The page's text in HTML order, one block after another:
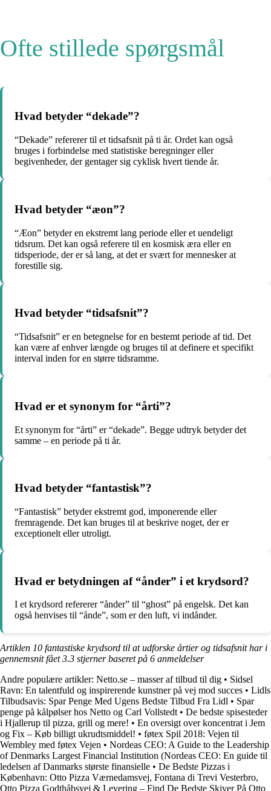
Ofte stillede spørgsmål
Hvad betyder “dekade”?
“Dekade” refererer til et tidsafsnit på ti år. Ordet kan også
bruges i forbindelse med statistiske beregninger eller
begivenheder, der gentager sig cyklisk hvert tiende år.
Hvad betyder “æon”?
“Æon” betyder en ekstremt lang periode eller et uendeligt
tidsrum. Det kan også referere til en kosmisk æra eller en
tidsperiode, der er så lang, at det er svært for mennesker at
forestille sig.
Hvad betyder “tidsafsnit”?
“Tidsafsnit” er en betegnelse for en bestemt periode af tid. Det
kan være af enhver længde og bruges til at definere et specifikt
interval inden for en større tidsramme.
Hvad er et synonym for “årti”?
Et synonym for “årti” er “dekade”. Begge udtryk betyder det
samme – en periode på ti år.
Hvad betyder “fantastisk”?
“Fantastisk” betyder ekstremt god, imponerende eller
fremragende. Det kan bruges til at beskrive noget, der er
exceptionelt eller utroligt.
Hvad er betydningen af “ånder” i et krydsord?
I et krydsord refererer “ånder” til “ghost” på engelsk. Det kan
også henvises til “ånde”, som er den luft, vi indånder.
Artiklen 10 fantastiske krydsord til at udforske årtier og tidsafsnit har i
gennemsnit fået3.3 stjerner baseret på 6 anmeldelser
Andre populære artikler: Netto.se – masser af tilbud til dig • Sidsel
Ravn: En talentfuld og inspirerende kunstner på vej mod succes • Lidls
Tilbudsavis: Spar Penge Med Ugens Bedste Tilbud Fra Lidl • Spar
penge på kålpølser hos Netto og Carl Vollstedt • De bedste spisesteder
i Hjallerup til pizza, grill og mere! • En oversigt over koncentrat i Jem
og Fix – Køb billigt ukrudtsmiddel! • føtex Spil 2018: Vejen til
Wembley med føtex Vejen • Nordeas CEO: A Guide to the Leadership
of Denmarks Largest Financial Institution (Nordeas CEO: En guide til
ledelsen af Danmarks største finansielle • De Bedste Pizzas i
København: Otto Pizza Værnedamsvej, Fontana di Trevi Vesterbro,
Otto Pizza Godthåbsvej & Levering – Find De Bedste Skiver På Otto